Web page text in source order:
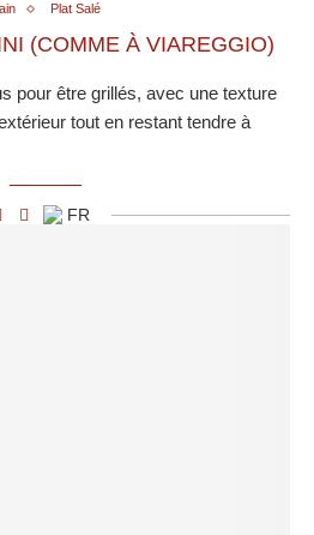
Plat Salé
(COMME À VIAREGGIO)
pour être grillés, avec une texture
tout en restant tendre à
FR